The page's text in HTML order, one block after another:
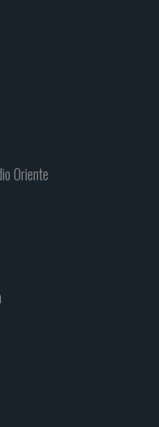
Oriente